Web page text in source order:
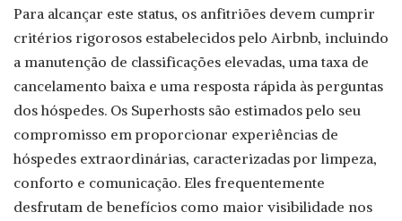
Para alcançar este status, os anfitriões devem cumprir
critérios rigorosos estabelecidos pelo Airbnb, incluindo
a manutenção de classificações elevadas, uma taxa de
cancelamento baixa e uma resposta rápida às perguntas
dos hóspedes. Os Superhosts são estimados pelo seu
compromisso em proporcionar experiências de
hóspedes extraordinárias, caracterizadas por limpeza,
conforto e comunicação. Eles frequentemente
desfrutam de benefícios como maior visibilidade nos